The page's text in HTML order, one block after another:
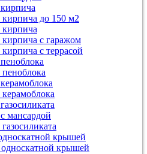
до 150 м2
с гаражом
с террасой
мансардой
крышей
крышей